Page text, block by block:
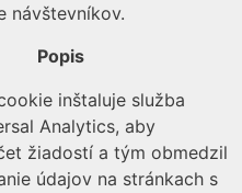
návštevníkov.
Popis
inštaluje služba
Analytics, aby
žiadostí a tým obmedzil
údajov na stránkach s